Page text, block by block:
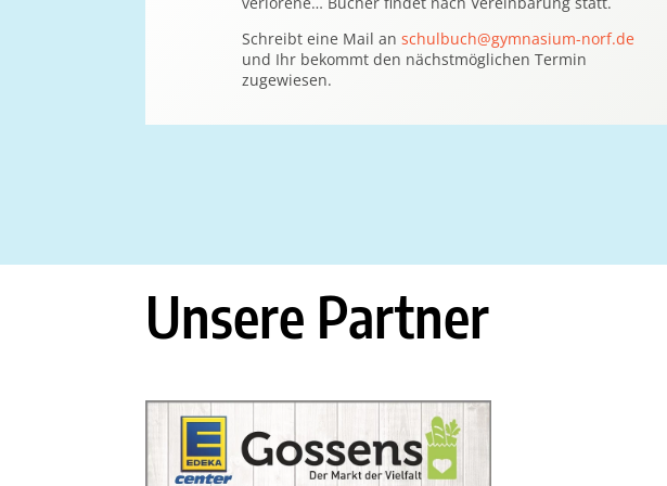
Schreibt eine Mail anschulbuch@gymnasium-norf.de
und Ihr bekommt den nächstmöglichen Termin
zugewiesen.
Unsere Partner